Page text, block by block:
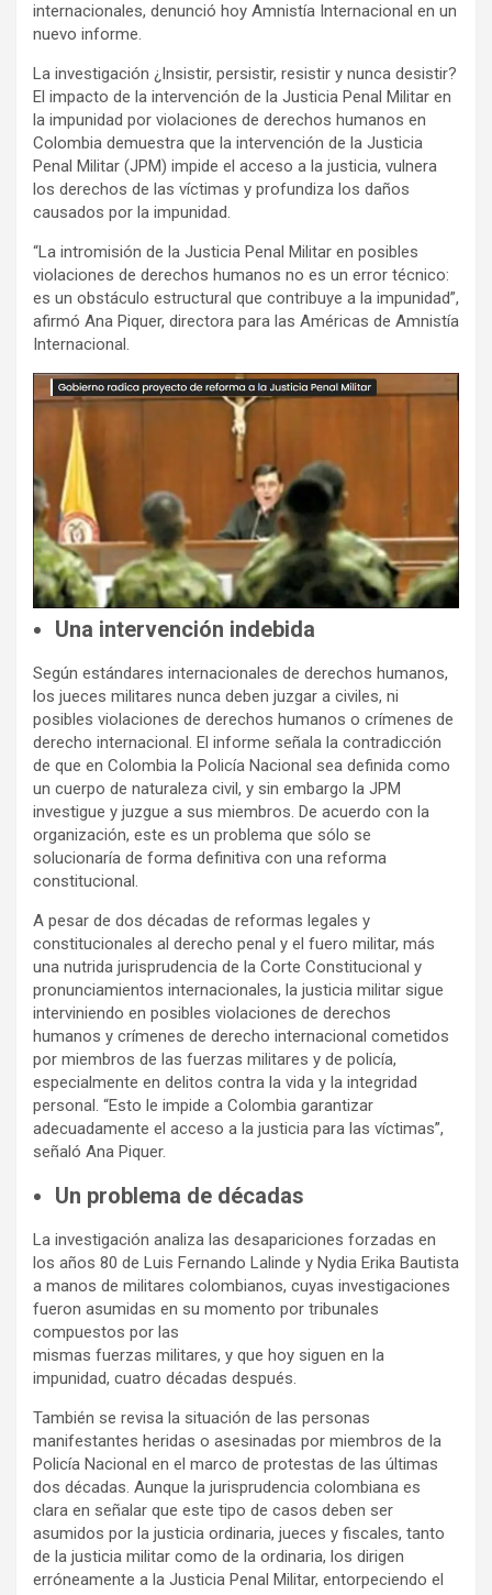
internacionales, denunció hoy Amnistía Internacional en un
nuevo informe.
La investigación ¿Insistir, persistir, resistir y nunca desistir?
El impacto de la intervención de la Justicia Penal Militar en
la impunidad por violaciones de derechos humanos en
Colombia demuestra que la intervención de la Justicia
Penal Militar (JPM) impide el acceso a la justicia, vulnera
los derechos de las víctimas y profundiza los daños
causados por la impunidad.
“La intromisión de la Justicia Penal Militar en posibles
violaciones de derechos humanos no es un error técnico:
es un obstáculo estructural que contribuye a la impunidad”,
afirmó Ana Piquer, directora para las Américas de Amnistía
Internacional.
Una intervención indebida
Según estándares internacionales de derechos humanos,
los jueces militares nunca deben juzgar a civiles, ni
posibles violaciones de derechos humanos o crímenes de
derecho internacional. El informe señala la contradicción
de que en Colombia la Policía Nacional sea definida como
un cuerpo de naturaleza civil, y sin embargo la JPM
investigue y juzgue a sus miembros. De acuerdo con la
organización, este es un problema que sólo se
solucionaría de forma definitiva con una reforma
constitucional.
A pesar de dos décadas de reformas legales y
constitucionales al derecho penal y el fuero militar, más
una nutrida jurisprudencia de la Corte Constitucional y
pronunciamientos internacionales, la justicia militar sigue
interviniendo en posibles violaciones de derechos
humanos y crímenes de derecho internacional cometidos
por miembros de las fuerzas militares y de policía,
especialmente en delitos contra la vida y la integridad
personal. “Esto le impide a Colombia garantizar
adecuadamente el acceso a la justicia para las víctimas”,
señaló Ana Piquer.
Un problema de décadas
La investigación analiza las desapariciones forzadas en
los años 80 de Luis Fernando Lalinde y Nydia Erika Bautista
a manos de militares colombianos, cuyas investigaciones
fueron asumidas en su momento por tribunales
compuestos por las
mismas fuerzas militares, y que hoy siguen en la
impunidad, cuatro décadas después.
También se revisa la situación de las personas
manifestantes heridas o asesinadas por miembros de la
Policía Nacional en el marco de protestas de las últimas
dos décadas. Aunque la jurisprudencia colombiana es
clara en señalar que este tipo de casos deben ser
asumidos por la justicia ordinaria, jueces y fiscales, tanto
de la justicia militar como de la ordinaria, los dirigen
erróneamente a la Justicia Penal Militar, entorpeciendo el